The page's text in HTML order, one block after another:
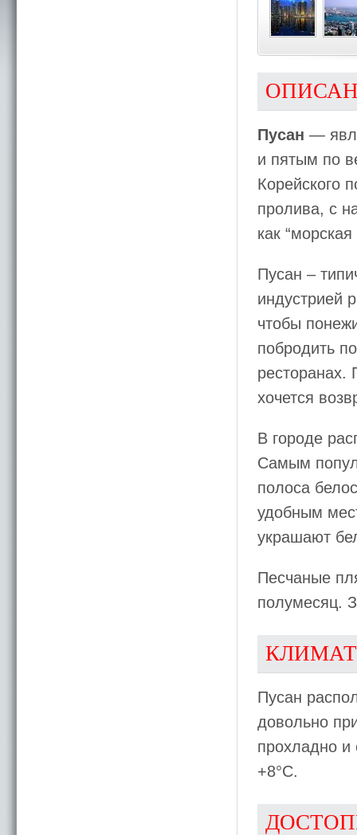
Пусан —
и пятым по
Корейского
пролива, с
как
Пусан –
индустрией
чтобы
побродить
ресторанах.
хочется
В городе
Самым
полоса
удобным
украшают
Песчаные
полумесяц.
КЛИМАТ
Пусан
довольно
прохладно и
+8°С.